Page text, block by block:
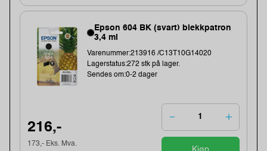
Epson 604 BK (svart) blekkpatron
3,4 ml
Varenummer:213916 /C13T10G14020
Lagerstatus:272 stk på lager.
Sendes om:0-2 dager
216,-
173,- Eks. Mva.